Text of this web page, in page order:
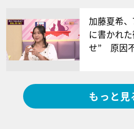
加藤夏希
に書かれ
せ” 原因
もっと見